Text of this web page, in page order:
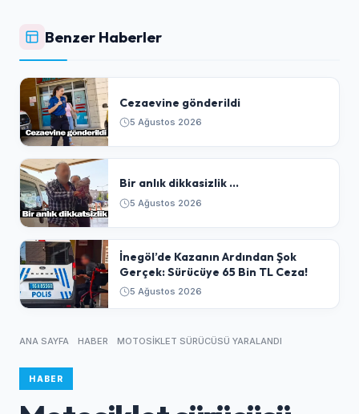
Benzer Haberler
Cezaevine gönderildi
5 Ağustos 2026
Bir anlık dikkasizlik ...
5 Ağustos 2026
​İnegöl’de Kazanın Ardından Şok
Gerçek: Sürücüye 65 Bin TL Ceza!
5 Ağustos 2026
ANA SAYFA HABER MOTOSIKLET SÜRÜCÜSÜ YARALANDI
HABER